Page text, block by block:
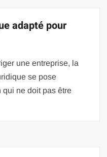
adapté pour
une entreprise, la
se pose
ne doit pas être